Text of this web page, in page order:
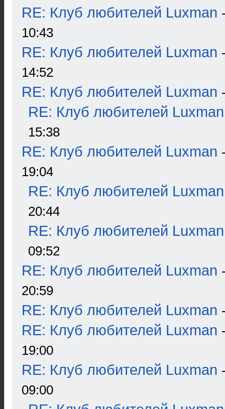
RE: Клуб любителей Luxman
10:43
RE: Клуб любителей Luxman
14:52
RE: Клуб любителей Luxman
RE: Клуб любителей Luxman
15:38
RE: Клуб любителей Luxman
19:04
RE: Клуб любителей Luxman
20:44
RE: Клуб любителей Luxman
09:52
RE: Клуб любителей Luxman
20:59
RE: Клуб любителей Luxman
RE: Клуб любителей Luxman
19:00
RE: Клуб любителей Luxman
09:00